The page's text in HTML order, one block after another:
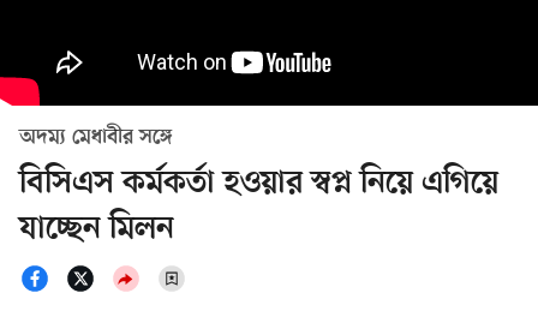
অদম্য মেধাবীর সঙ্গে
বিসিএস কর্মকর্তা হওয়ার স্বপ্ন নিয়ে এগিয়ে
যাচ্ছেন মিলন